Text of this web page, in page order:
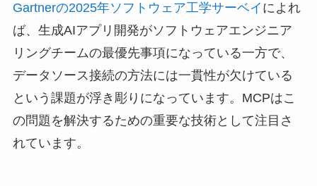
Gartnerの2025年ソフトウェア工学サーベイ によれ
ば、生成AIアプリ開発がソフトウェアエンジニア
リングチームの最優先事項になっている一方で、
データソース接続の方法には一貫性が欠けている
という課題が浮き彫りになっています。MCPはこ
の問題を解決するための重要な技術として注目さ
れています。